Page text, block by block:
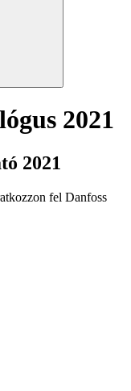
2021
2021
fel Danfoss